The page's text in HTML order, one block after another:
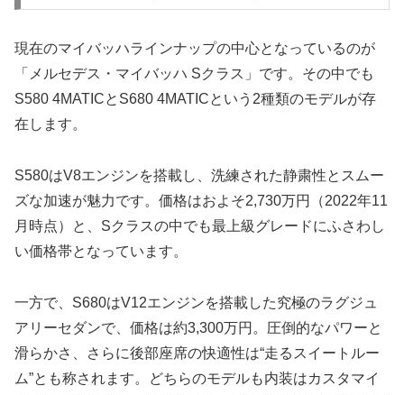
現在のマイバッハラインナップの中心となっているのが
「メルセデス・マイバッハ Sクラス」です。その中でも
S580 4MATICとS680 4MATICという2種類のモデルが存
在します。
S580はV8エンジンを搭載し、洗練された静粛性とスムー
ズな加速が魅力です。価格はおよそ2,730万円（2022年11
月時点）と、Sクラスの中でも最上級グレードにふさわし
い価格帯となっています。
一方で、S680はV12エンジンを搭載した究極のラグジュ
アリーセダンで、価格は約3,300万円。圧倒的なパワーと
滑らかさ、さらに後部座席の快適性は“走るスイートルー
ム”とも称されます。どちらのモデルも内装はカスタマイ